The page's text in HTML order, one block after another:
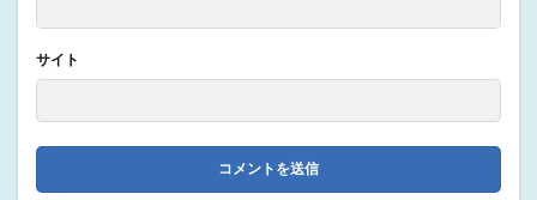
サイト